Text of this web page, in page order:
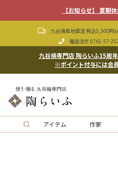
【お知らせ】 夏期
九谷焼産地直送 税込5,500円
電話注文 0761-57-
九谷焼専門店 陶らいふ15周
※ポイント付与には会
アイテム 作家